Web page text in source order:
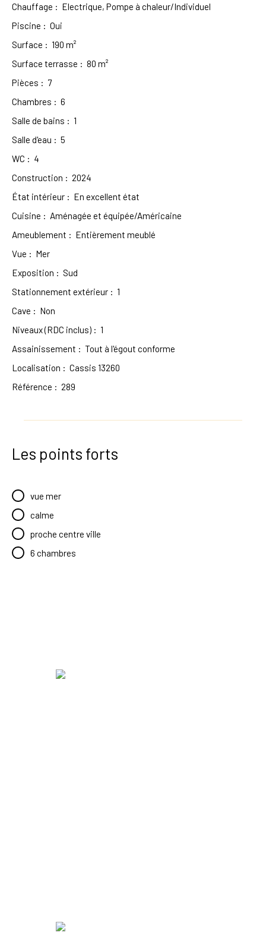
Chauffage : Electrique, Pompe à chaleur/Individuel
Piscine : Oui
Surface : 190 m²
Surface terrasse : 80 m²
Pièces : 7
Chambres : 6
Salle de bains : 1
Salle d'eau : 5
WC : 4
Construction : 2024
État intérieur : En excellent état
Cuisine : Aménagée et équipée/Américaine
Ameublement : Entièrement meublé
Vue : Mer
Exposition : Sud
Stationnement extérieur : 1
Cave : Non
Niveaux (RDC inclus) : 1
Assainissement : Tout à l'égout conforme
Localisation : Cassis 13260
Référence : 289
Les points forts
vue mer
calme
proche centre ville
6 chambres